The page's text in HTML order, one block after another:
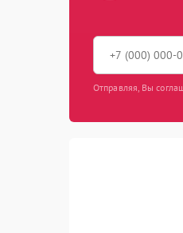
Отправляя, Вы